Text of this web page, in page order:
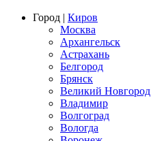
Город | Киров
Москва
Архангельск
Астрахань
Белгород
Брянск
Великий Новгород
Владимир
Волгоград
Вологда